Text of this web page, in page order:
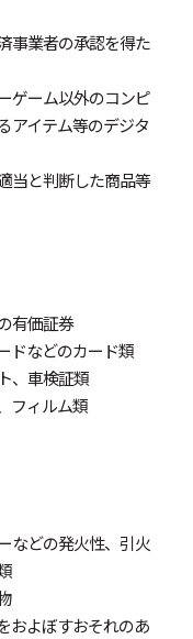
事業者の承認を得た
ゲーム以外のコンピ
アイテム等のデジタ
当と判断した商品等
有価証券
ドなどのカード類
、車検証類
フィルム類
などの発火性、引火
およぼすおそれのあ